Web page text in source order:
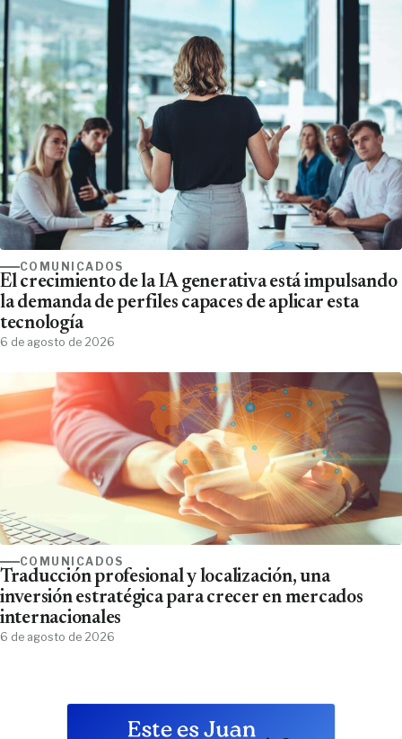
COMUNICADOS
El crecimiento de la IA generativa está impulsando
la demanda de perfiles capaces de aplicar esta
tecnología
6 de agosto de 2026
COMUNICADOS
Traducción profesional y localización, una
inversión estratégica para crecer en mercados
internacionales
6 de agosto de 2026